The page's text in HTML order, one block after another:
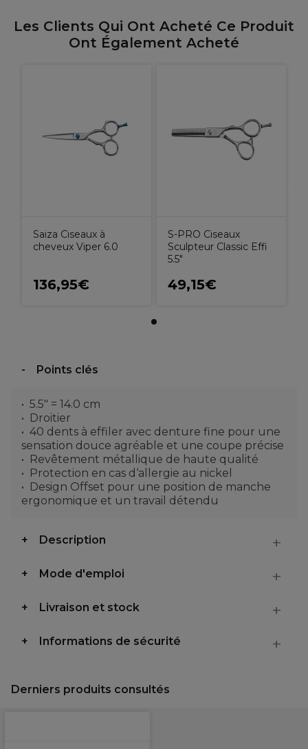
Les Clients Qui Ont Acheté Ce Produit
Ont Également Acheté
Saiza Ciseaux à
cheveux Viper 6.0
136,95€
S-PRO Ciseaux
Sculpteur Classic Effi
5.5"
49,15€
Points clés
5.5" = 14.0 cm
Droitier
40 dents à effiler avec denture fine pour une
sensation douce agréable et une coupe précise
Revêtement métallique de haute qualité
Protection en cas d‘allergie au nickel
Design Offset pour une position de manche
ergonomique et un travail détendu
Description
Mode d'emploi
Livraison et stock
Informations de sécurité
Derniers produits consultés